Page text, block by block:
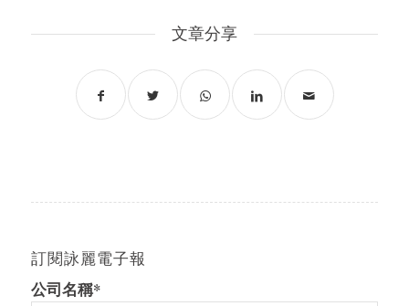
文章分享
訂閱詠麗電子報
公司名稱*